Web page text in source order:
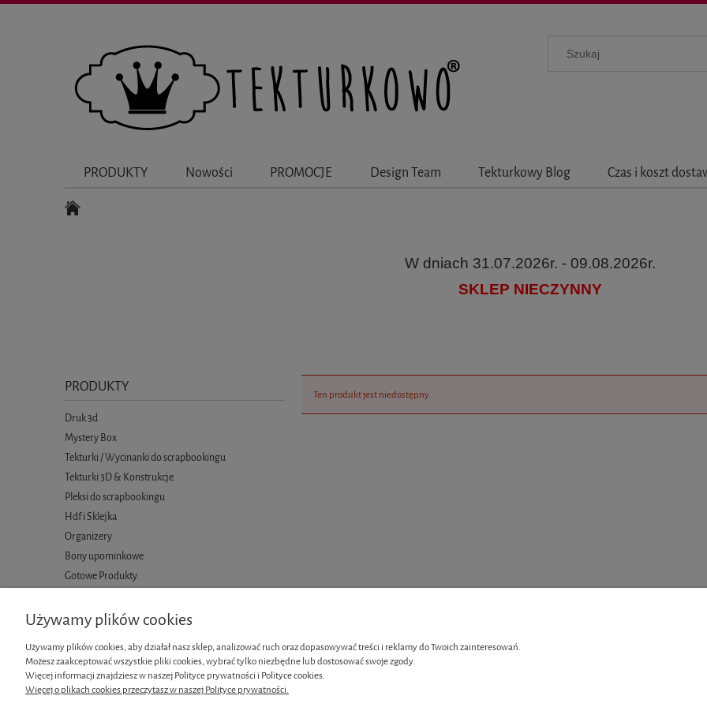
PRODUKTY Nowości PROMOCJE Design Team Tekturkowy Blog Czas i koszt
W dniach 31.07.2026r. - 09.08.2026r.
SKLEP NIECZYNNY
PRODUKTY
Druk 3d
Mystery Box
Tekturki / Wycinanki do scrapbookingu
Tekturki 3D & Konstrukcje
Pleksi do scrapbookingu
Hdf i Sklejka
Organizery
Bony upominkowe
Gotowe Produkty
Ten produkt jest niedostępny.
Informacje Moje konto
Używamy plików cookies
Używamy plików cookies, aby działał nasz sklep, analizować ruch oraz dopasowywać treści i reklamy do Twoich zainteresowań.
Możesz zaakceptować wszystkie pliki cookies, wybrać tylko niezbędne lub dostosować swoje zgody.
Więcej informacji znajdziesz w naszej Polityce prywatności i Polityce cookies.
Więcej o plikach cookies przeczytasz w naszej Polityce prywatności.